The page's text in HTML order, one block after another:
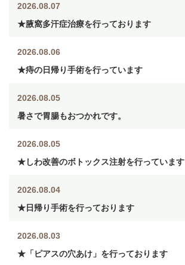
2026.08.07
★腋窩多汗症治療を行っております
2026.08.06
★痔の日帰り手術を行っています
2026.08.05
暑さで胃腸もおつかれです。
2026.08.05
★しわ改善のボトックス注射を行っています
2026.08.04
★日帰り手術を行っております
2026.08.03
★「ピアスの穴あけ」を行っております